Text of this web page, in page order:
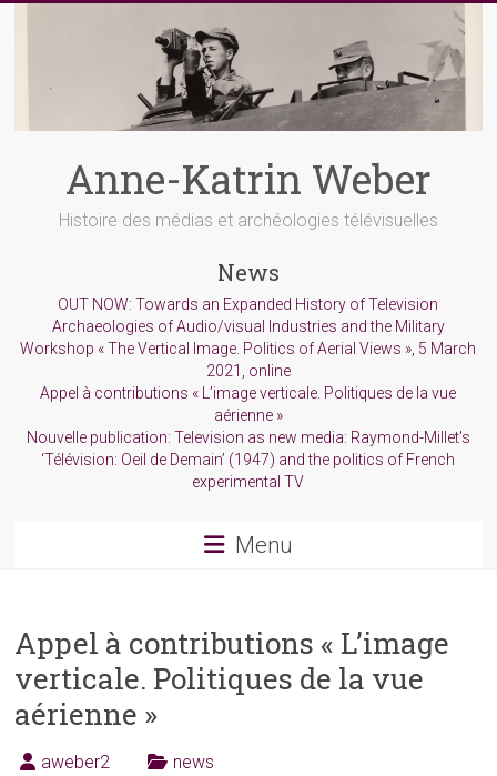
Anne-Katrin Weber
Histoire des médias et archéologies télévisuelles
News
OUT NOW: Towards an Expanded History of Television
Archaeologies of Audio/visual Industries and the Military
Workshop « The Vertical Image. Politics of Aerial Views », 5 March
2021, online
Appel à contributions « L’image verticale. Politiques de la vue
aérienne »
Nouvelle publication: Television as new media: Raymond-Millet’s
‘Télévision: Oeil de Demain’ (1947) and the politics of French
experimental TV
Menu
Appel à contributions « L’image
verticale. Politiques de la vue
aérienne »
aweber2 news